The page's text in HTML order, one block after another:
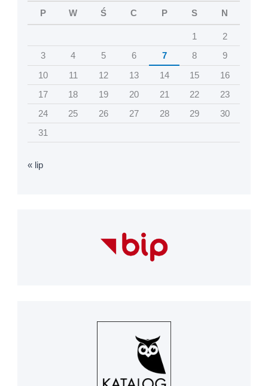
P W Ś C P S N
1
2
3
4 5 6 7 8
9
10
11 12 13 14 15
16
17
18 19 20 21 22
23
24
25 26 27 28 29
30
31
« lip